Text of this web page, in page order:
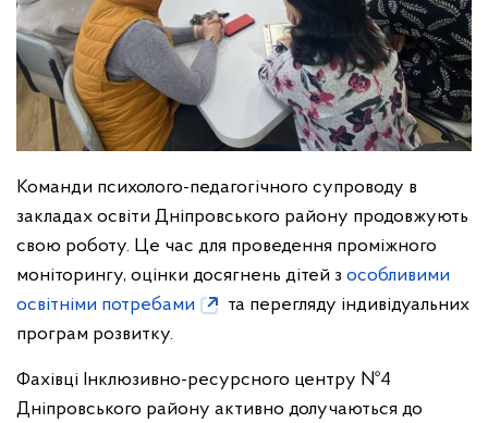
Команди психолого-педагогічного супроводу в
закладах освіти Дніпровського району продовжують
свою роботу. Це час для проведення проміжного
моніторингу, оцінки досягнень дітей з особливими
освітніми потребами
та перегляду індивідуальних
програм розвитку.
Фахівці Інклюзивно-ресурсного центру №4
Дніпровського району активно долучаються до